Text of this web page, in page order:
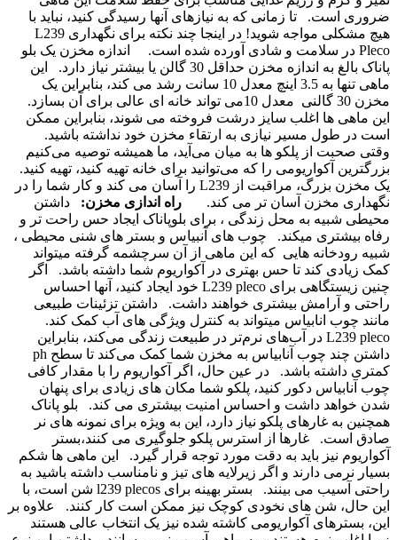
ضروری است.
تا زمانی که به نیازهای آنها رسیدگی کنید، نباید با
هیچ مشکلی مواجه شوید! در اینجا چند نکته برای نگهداری L239
Pleco در سلامت و شادی آورده شده است.
اندازه مخزن یک بلو
پاناک بالغ به اندازه مخزن حداقل 30 گالن یا بیشتر نیاز دارد.
این
ماهی تنها به 3.5 اینچ معدل 10 سانت رشد می کند، بنابراین یک
مخزن 30 گالنی معدل 10می تواند خانه ای عالی برای آن بسازد.
این ماهی ها اغلب سایز درشت فروخته می شوند، بنابراین ممکن
است در طول مسیر نیازی به ارتقاء مخزن خود نداشته باشید.
وقتی صحبت از پلکو ها به میان می‌آید، ما همیشه توصیه می‌کنیم
بزرگترین آکواریومی را که می‌توانید برای خانه تهیه کنید، تهیه کنید.
یک مخزن بزرگ، مراقبت از L239 را آسان می کند و کار شما را در
نگهداری مخزن آسان تر می کند.
راه اندازی مخزن:
داشتن
محیطی شبیه به محل زندگی ، برای بلوپاناک ایجاد حس راحت تر و
رفاه بیشتری میکند.
چوب های آنبیاس و بستر های شنی محیطی ،
شبیه رودخانه هایی که این ماهی از آن سرچشمه گرفته میتواند
کمک زیادی کند تا حس بهتری در آکواریوم شما داشته باشد.
اگر
چنین زیستگاهی برای L239 pleco خود ایجاد کنید، آنها احساس
راحتی و آرامش بیشتری خواهند داشت.
داشتن تزئینات طبیعی
مانند چوب انابیاس میتواند به کنترل ویژگی های آب کمک کند.
L239 pleco در آب‌های نرم‌تر در طبیعت زندگی می‌کند، بنابراین
داشتن چند چوب آنابیاس به مخزن شما کمک می‌کند تا سطح ph
کمتری داشته باشد.
در عین حال، اگر آکواریوم را با مقدار کافی
چوب آنابیاس دکور کنید، پلکو شما مکان های زیادی برای پنهان
شدن خواهد داشت و احساس امنیت بیشتری می کند.
بلو پاناک
همچنین به غارهای پلکو نیاز دارد، این به ویژه برای نمونه های نر
صادق است.
غارها از استرس پلکو جلوگیری می کنند،بستر
آکواریوم نیز باید به دقت مورد توجه قرار گیرد.
این ماهی ها شکم
بسیار نرمی دارند و اگر زیرلایه های تیز و نامناسب داشته باشید به
راحتی آسیب می بینند.
بستر بهینه برای l239 plecos شن است، با
این حال، شن های نخودی کوچک نیز ممکن است کار کنند.
علاوه بر
این، بسترهای آکواریومی کاشته شده نیز یک انتخاب عالی هستند